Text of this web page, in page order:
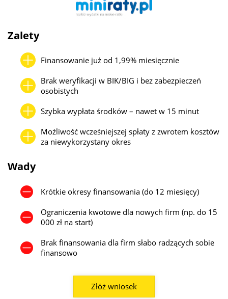
Zalety
Finansowanie już od 1,99% miesięcznie
Brak weryfikacji w BIK/BIG i bez zabezpieczeń
osobistych
Szybka wypłata środków – nawet w 15 minut
Możliwość wcześniejszej spłaty z zwrotem kosztów
za niewykorzystany okres
Wady
Krótkie okresy finansowania (do 12 miesięcy)
Ograniczenia kwotowe dla nowych firm (np. do 15
000 zł na start)
Brak finansowania dla firm słabo radzących sobie
finansowo
Złóż wniosek